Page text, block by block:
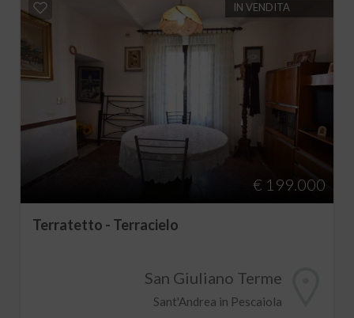
IN VENDITA
€ 199.000
Terratetto - Terracielo
San Giuliano Terme
Sant'Andrea in Pescaiola